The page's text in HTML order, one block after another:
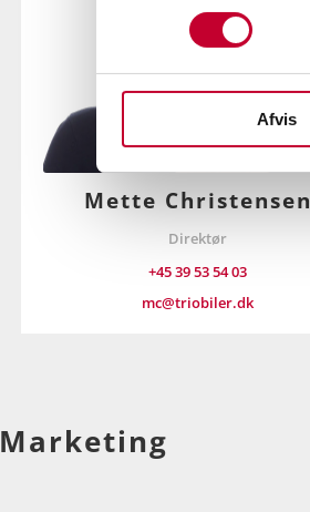
Afvis
Mette Christensen
Direktør
+45 39 53 54 03
mc@triobiler.dk
Marketing